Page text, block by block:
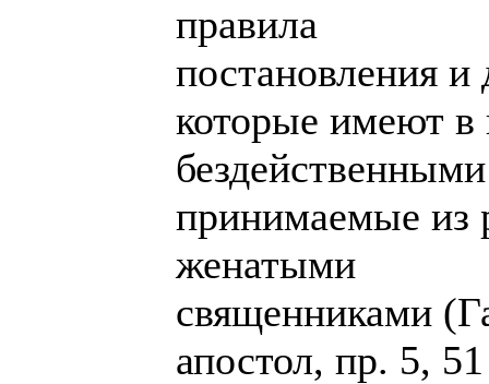
правила
постановления
которые имеют
принимаемые из
женатыми
священниками
апостол, пр. 5,